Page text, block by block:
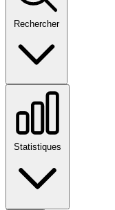
Rechercher
Statistiques